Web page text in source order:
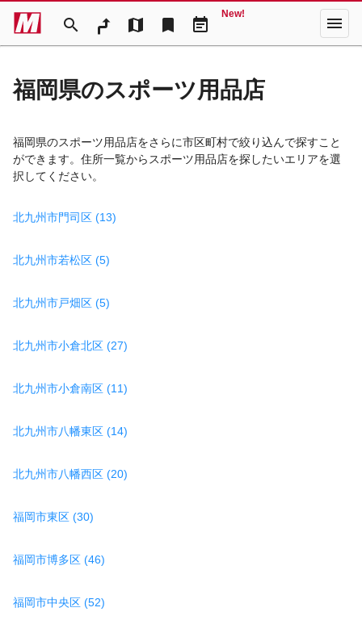
search map bookmark event_note
New! menu
福岡県のスポーツ用品店
福岡県のスポーツ用品店をさらに市区町村で絞り込んで探すこと
ができます。住所一覧からスポーツ用品店を探したいエリアを選
択してください。
北九州市門司区 (13)
北九州市若松区 (5)
北九州市戸畑区 (5)
北九州市小倉北区 (27)
北九州市小倉南区 (11)
北九州市八幡東区 (14)
北九州市八幡西区 (20)
福岡市東区 (30)
福岡市博多区 (46)
福岡市中央区 (52)